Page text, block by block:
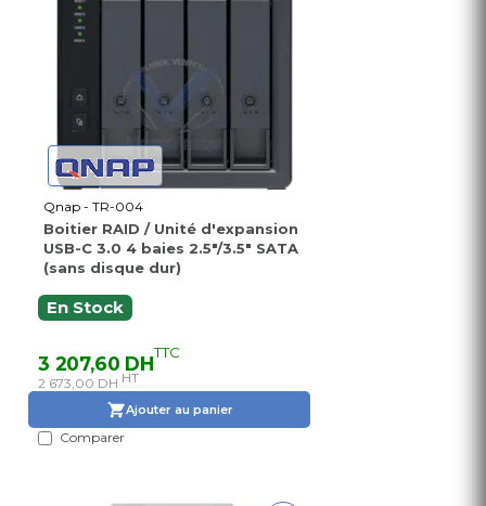
Qnap - TR-004
Boitier RAID / Unité d'expansion
USB-C 3.0 4 baies 2.5"/3.5" SATA
(sans disque dur)
En Stock
3 207,60 DHTTC
2 673,00 DH HT
Ajouter au panier
Comparer